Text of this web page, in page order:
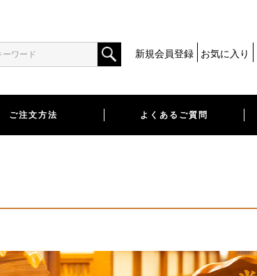
新規会員登録 お気に入り
ご注文方法 よくあるご質問